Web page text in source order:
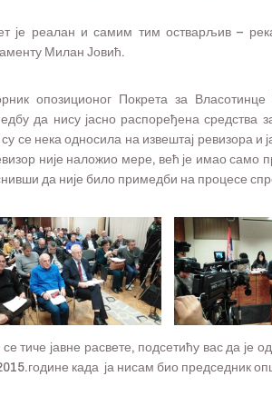
је реалан и самим тим остварљив –
Милан Јовић.
опозиционог Покрета за
да нису јасно распоређена
су се нека односила на извештај ревизора
није наложио мере, већ је имао само
да није било примедби на процесе
тиче јавне расвете, подсетићу вас да је
када ја нисам био председник